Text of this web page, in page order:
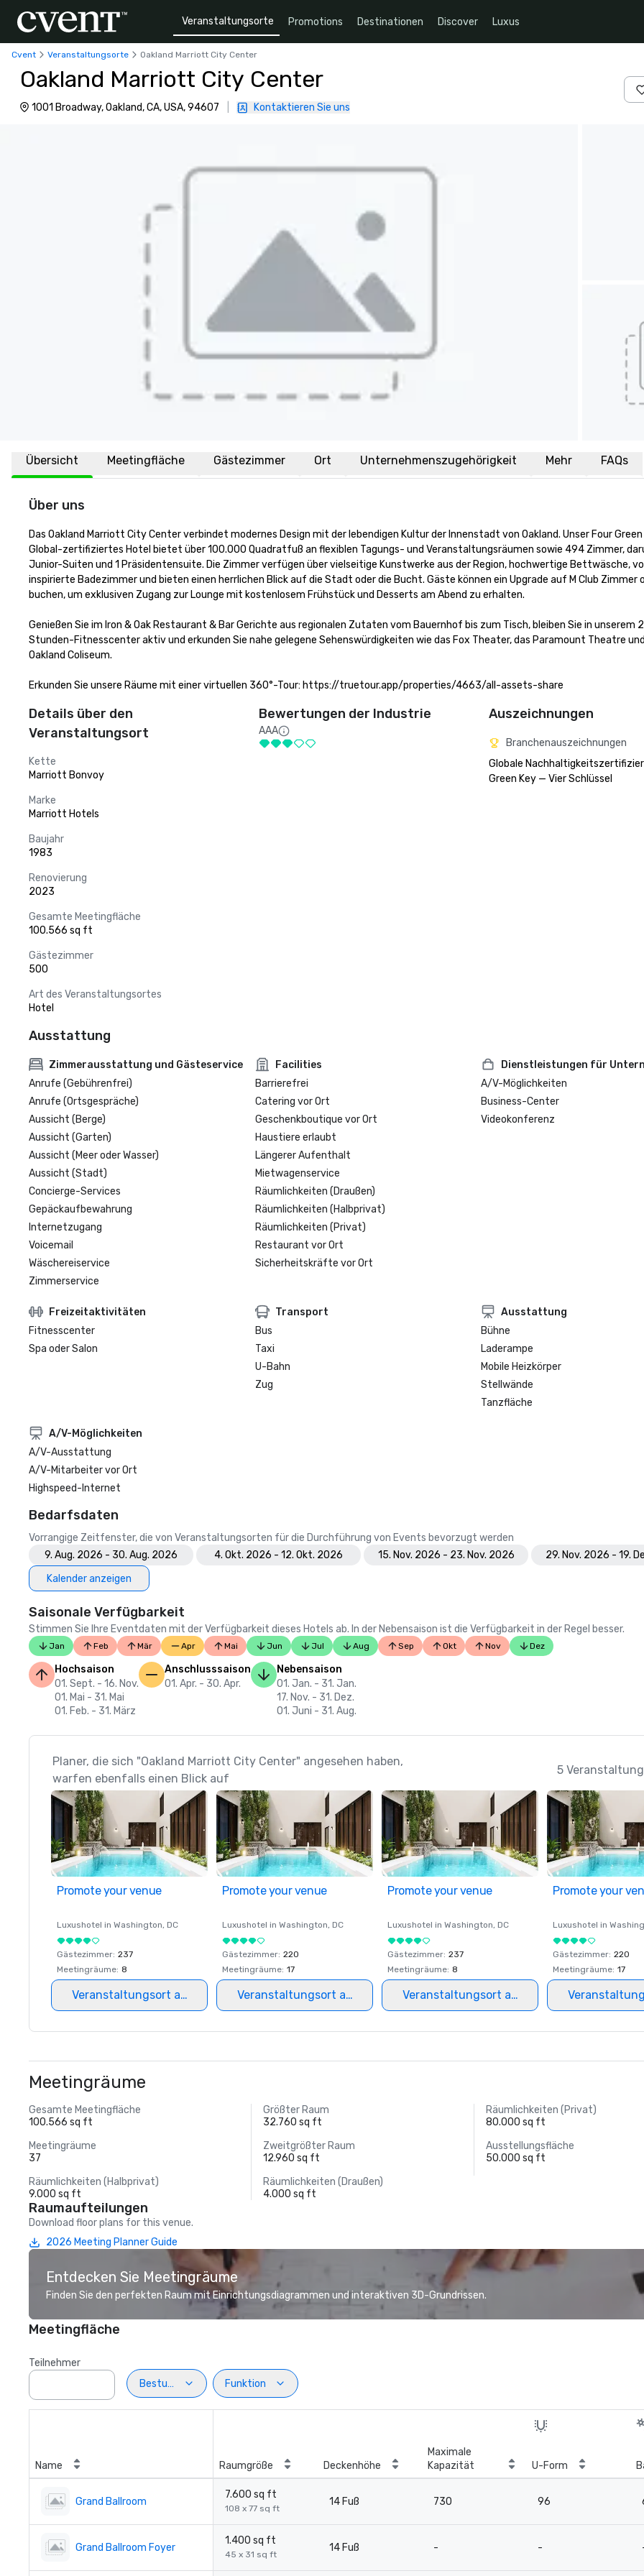
Veranstaltungsorte Promotions Destinationen Discover Luxus
Cvent Veranstaltungsorte Oakland Marriott City Center
Oakland Marriott City Center
1001 Broadway, Oakland, CA, USA, 94607 Kontaktieren Sie uns
Übersicht Meetingfläche Gästezimmer Ort Unternehmenszugehörigkeit Mehr FAQs
Über uns
Das Oakland Marriott City Center verbindet modernes Design mit der lebendigen Kultur der Innenstadt von Oakland. Unser Four Green
Global-zertifiziertes Hotel bietet über 100.000 Quadratfuß an flexiblen Tagungs- und Veranstaltungsräumen sowie 494 Zimmer,
Junior-Suiten und 1 Präsidentensuite. Die Zimmer verfügen über vielseitige Kunstwerke aus der Region, hochwertige Bettwäsche,
inspirierte Badezimmer und bieten einen herrlichen Blick auf die Stadt oder die Bucht. Gäste können ein Upgrade auf M Club Zimmer
buchen, um exklusiven Zugang zur Lounge mit kostenlosem Frühstück und Desserts am Abend zu erhalten.
Genießen Sie im Iron & Oak Restaurant & Bar Gerichte aus regionalen Zutaten vom Bauernhof bis zum Tisch, bleiben Sie in unserem
Stunden-Fitnesscenter aktiv und erkunden Sie nahe gelegene Sehenswürdigkeiten wie das Fox Theater, das Paramount Theatre
Oakland Coliseum.
Erkunden Sie unsere Räume mit einer virtuellen 360°-Tour: https://truetour.app/properties/4663/all-assets-share
Details über den
Veranstaltungsort
Kette
Marriott Bonvoy
Marke
Marriott Hotels
Baujahr
1983
Renovierung
2023
Gesamte Meetingfläche
100.566 sq ft
Gästezimmer
500
Art des Veranstaltungsortes
Hotel
Bewertungen der Industrie
AAA
Auszeichnungen
Branchenauszeichnungen
Globale
Green Key — Vier Schlüssel
Ausstattung
Zimmerausstattung und Gästeservice
Anrufe (Gebührenfrei)
Anrufe (Ortsgespräche)
Aussicht (Berge)
Aussicht (Garten)
Aussicht (Meer oder Wasser)
Aussicht (Stadt)
Concierge-Services
Gepäckaufbewahrung
Internetzugang
Voicemail
Wäschereiservice
Zimmerservice
Facilities
Barrierefrei
Catering vor Ort
Geschenkboutique vor Ort
Haustiere erlaubt
Längerer Aufenthalt
Mietwagenservice
Räumlichkeiten (Draußen)
Räumlichkeiten (Halbprivat)
Räumlichkeiten (Privat)
Restaurant vor Ort
Sicherheitskräfte vor Ort
Dienstleistungen für
A/V-Möglichkeiten
Business-Center
Videokonferenz
Freizeitaktivitäten
Fitnesscenter
Spa oder Salon
Transport
Bus
Taxi
U-Bahn
Zug
Ausstattung
Bühne
Laderampe
Mobile Heizkörper
Stellwände
Tanzfläche
A/V-Möglichkeiten
A/V-Ausstattung
A/V-Mitarbeiter vor Ort
Highspeed-Internet
Bedarfsdaten
Vorrangige Zeitfenster, die von Veranstaltungsorten für die Durchführung von Events bevorzugt werden
9. Aug. 2026 - 30. Aug. 2026
4. Okt. 2026 - 12. Okt. 2026 15. Nov. 2026 - 23. Nov. 2026
29. Nov. 2026 - 19.
Kalender anzeigen
Saisonale Verfügbarkeit
Stimmen Sie Ihre Eventdaten mit der Verfügbarkeit dieses Hotels ab. In der Nebensaison ist die Verfügbarkeit in der Regel besser.
Jan Feb Mär Apr Mai Jun Jul Aug Sep Okt Nov Dez
Hochsaison
01. Sept. - 16. Nov.
01. Mai - 31. Mai
01. Feb. - 31. März
Anschlusssaison
01. Apr. - 30. Apr.
Nebensaison
01. Jan. - 31. Jan.
17. Nov. - 31. Dez.
01. Juni - 31. Aug.
Planer, die sich "Oakland Marriott City Center" angesehen haben,
warfen ebenfalls einen Blick auf
5
Promote your venue
Luxushotel in Washington, DC
Gästezimmer: 237
Meetingräume: 8
Veranstaltungsort auswählen
Promote your venue
Luxushotel in Washington, DC
Gästezimmer: 220
Meetingräume: 17
Veranstaltungsort auswählen
Promote your venue
Luxushotel in Washington, DC
Gästezimmer: 237
Meetingräume: 8
Veranstaltungsort auswählen
Promote your
Luxushotel in
Gästezimmer: 220
Meetingräume: 17
Meetingräume
Gesamte Meetingfläche
100.566 sq ft
Größter Raum
32.760 sq ft
Räumlichkeiten (Privat)
80.000 sq ft
Meetingräume
37
Zweitgrößter Raum
12.960 sq ft
Ausstellungsfläche
50.000 sq ft
Räumlichkeiten (Halbprivat)
9.000 sq ft
Räumlichkeiten (Draußen)
4.000 sq ft
Raumaufteilungen
Download floor plans for this venue.
2026 Meeting Planner Guide
Entdecken Sie Meetingräume
Finden Sie den perfekten Raum mit Einrichtungsdiagrammen und interaktiven 3D-Grundrissen.
Meetingfläche
Teilnehmer
Bestuhlung
Funktion
Name Raumgröße Deckenhöhe
Maximale
Kapazität
U-Form
Grand Ballroom
7.600 sq ft
108 x 77 sq ft
14 Fuß 730 96
Grand Ballroom Foyer
1.400 sq ft
45 x 31 sq ft
14 Fuß - -